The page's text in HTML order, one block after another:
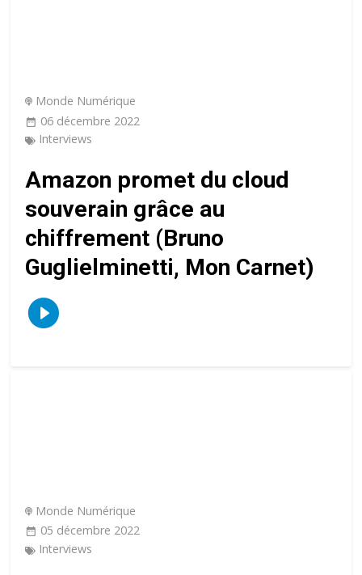
Monde Numérique
06 décembre 2022
Interviews
Amazon promet du cloud
souverain grâce au
chiffrement (Bruno
Guglielminetti, Mon Carnet)
Monde Numérique
05 décembre 2022
Interviews